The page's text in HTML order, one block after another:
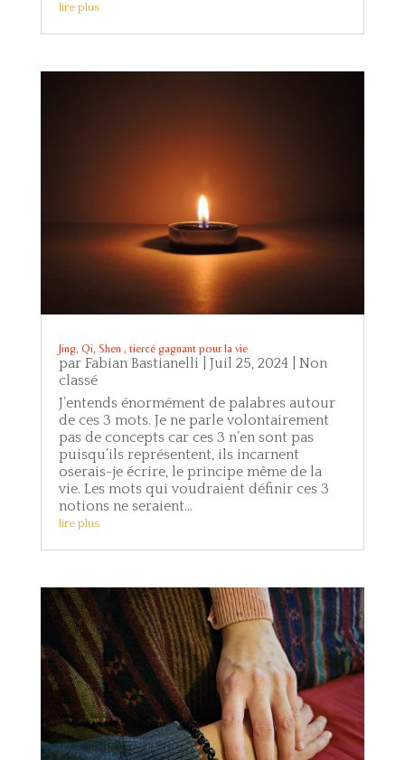
lire plus
Jing, Qi, Shen , tiercé gagnant pour la vie
par Fabian Bastianelli Juil 25, 2024| Non
classé
J’entends énormément de palabres autour
de ces 3 mots. Je ne parle volontairement
pas de concepts car ces 3 n’en sont pas
puisqu’ils représentent, ils incarnent
oserais-je écrire, le principe même de la
vie. Les mots qui voudraient définir ces 3
notions ne seraient...
lire plus